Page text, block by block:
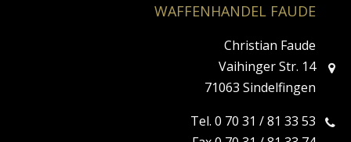
WAFFENHANDEL FAUDE
Christian Faude
Vaihinger Str. 14
71063 Sindelfingen
Tel. 0 70 31 / 81 33 53